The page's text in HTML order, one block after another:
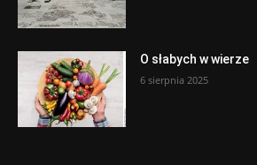
O słabych w wierze
6 sierpnia 2025